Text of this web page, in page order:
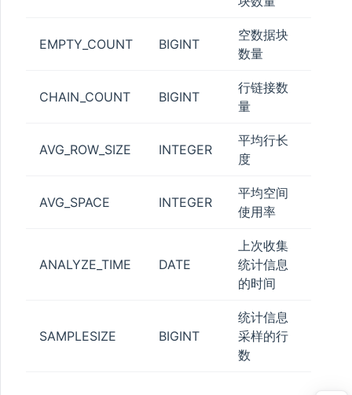
EMPTY_COUNT BIGINT
空数据块
数量
CHAIN_COUNT BIGINT
行链接数
量
AVG_ROW_SIZE INTEGER
平均行长
度
AVG_SPACE INTEGER
平均空间
使用率
ANALYZE_TIME DATE
上次收集
统计信息
的时间
SAMPLESIZE BIGINT
统计信息
采样的行
数